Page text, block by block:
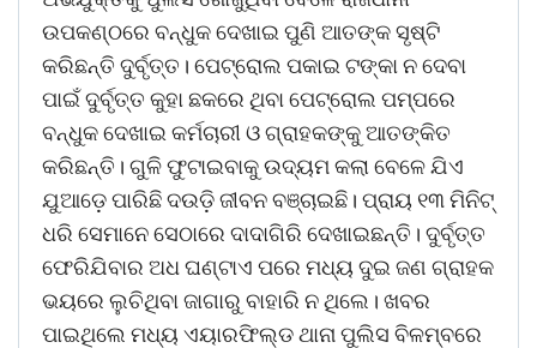
ଉପକଣ୍ଠରେ ବନ୍ଧୁକ ଦେଖାଇ ପୁଣି ଆତଙ୍କ ସୃଷ୍ଟି
କରିଛନ୍ତି ଦୁର୍ବୃତ୍ତ। ପେଟ୍ରୋଲ ପକାଇ ଟଙ୍କା ନ ଦେବା
ପାଇଁ ଦୁର୍ବୃତ୍ତ କୁହା ଛକରେ ଥିବା ପେଟ୍ରୋଲ ପମ୍ପରେ
ବନ୍ଧୁକ ଦେଖାଇ କର୍ମଚାରୀ ଓ ଗ୍ରାହକଙ୍କୁ ଆତଙ୍କିତ
କରିଛନ୍ତି। ଗୁଳି ଫୁଟାଇବାକୁ ଉଦ୍ୟମ କଲା ବେଳେ ଯିଏ
ଯୁଆଡ଼େ ପାରିଛି ଦଉଡ଼ି ଜୀବନ ବଞ୍ଚାଇଛି। ପ୍ରାୟ ୧୩ ମିନିଟ୍‌
ଧରି ସେମାନେ ସେଠାରେ ଦାଦାଗିରି ଦେଖାଇଛନ୍ତି। ଦୁର୍ବୃତ୍ତ
ଫେରିଯିବାର ଅଧ ଘଣ୍ଟାଏ ପରେ ମଧ୍ୟ ଦୁଇ ଜଣ ଗ୍ରାହକ
ଭୟରେ ଲୁଚିଥିବା ଜାଗାରୁ ବାହାରି ନ ଥିଲେ। ଖବର
ପାଇଥିଲେ ମଧ୍ୟ ଏୟାରଫିଲ୍ଡ ଥାନା ପୁଲିସ ବିଳମ୍ବରେ